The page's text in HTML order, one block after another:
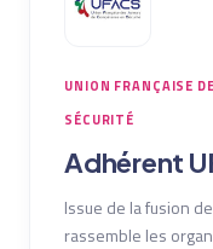
UNION FRANÇAISE
SÉCURITÉ
Adhérent
Issue de la fusion
rassemble les